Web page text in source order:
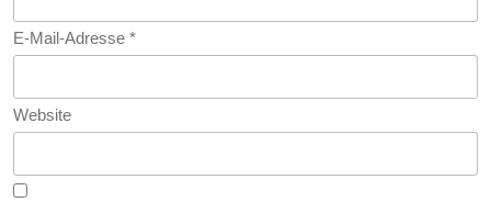
E-Mail-Adresse *
Website